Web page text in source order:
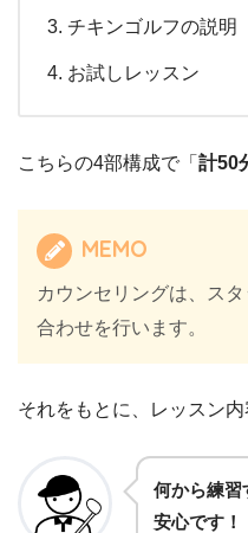
チキンゴルフの説明
お試しレッスン
こちらの4部構成で「 計50
MEMO
カウンセリングは、ス
合わせを行います。
それをもとに、レッスン内
何から練習
安心です！